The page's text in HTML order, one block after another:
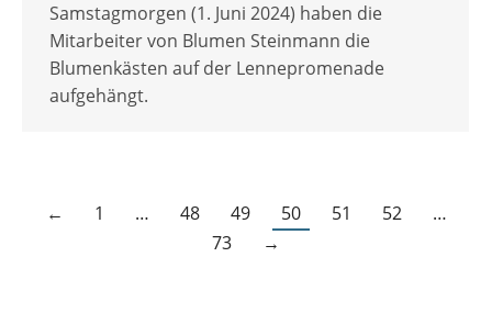
Samstagmorgen (1. Juni 2024) haben die
Mitarbeiter von Blumen Steinmann die
Blumenkästen auf der Lennepromenade
aufgehängt.
← 1 … 48 49 50 51 52
…
73
→